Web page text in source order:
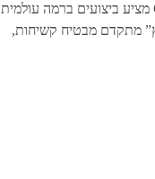
מציע ביצועים ברמה עולמית
מתקדם מבטיח קשיחות,